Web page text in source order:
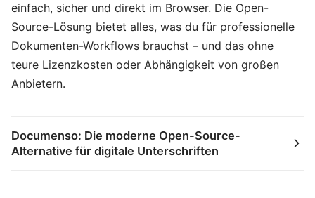
einfach, sicher und direkt im Browser. Die Open-
Source-Lösung bietet alles, was du für professionelle
Dokumenten-Workflows brauchst – und das ohne
teure Lizenzkosten oder Abhängigkeit von großen
Anbietern.
Documenso: Die moderne Open-Source-
Alternative für digitale Unterschriften